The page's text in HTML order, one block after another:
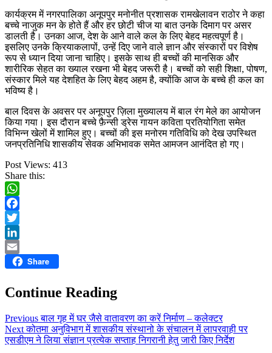
कार्यक्रम में नगरपालिका अनूपपुर मनोनीत प्रशासक रामखेलावन राठोर ने कहा
बच्चे नाजुक मन के होते हैं और हर छोटी चीज या बात उनके दिमाग पर असर
डालती है। उनका आज, देश के आने वाले कल के लिए बेहद महत्वपूर्ण है।
इसलिए उनके क्रियाकलापों, उन्हें दिए जाने वाले ज्ञान और संस्कारों पर विशेष
रूप से ध्यान दिया जाना चाहिए। इसके साथ ही बच्चों की मानसिक और
शारीरिक सेहत का ख्याल रखना भी बेहद जरूरी है। बच्चों को सही शिक्षा, पोषण,
संस्कार मिले यह देशहित के लिए बेहद अहम है, क्योंकि आज के बच्चे ही कल का
भविष्य है।
बाल दिवस के अवसर पर अनूपपुर ज़िला मुख्यालय में बाल रंग मेले का आयोजन
किया गया। इस दौरान बच्चे फ़ैन्सी ड्रेस गायन कविता प्रतियोगिता समेत
विभिन्न खेलों में शामिल हुए। बच्चों की इस मनोरम गतिविधि को देख उपस्थित
जनप्रतिनिधि शासकीय सेवक अभिभावक समेत आमजन आनंदित हो गए।
Post Views: 413
Share this:
WhatsApp
Facebook
Twitter
LinkedIn
Email Share
Continue Reading
Previousबाल गृह में घर जैसे वातावरण का करें निर्माण – कलेक्टर
Nextकोतमा अनुविभाग में शासकीय संस्थानो के संचालन में लापरवाही पर
एसडीएम ने लिया संज्ञान प्रत्येक सप्ताह निगरानी हेतु जारी किए निर्देश